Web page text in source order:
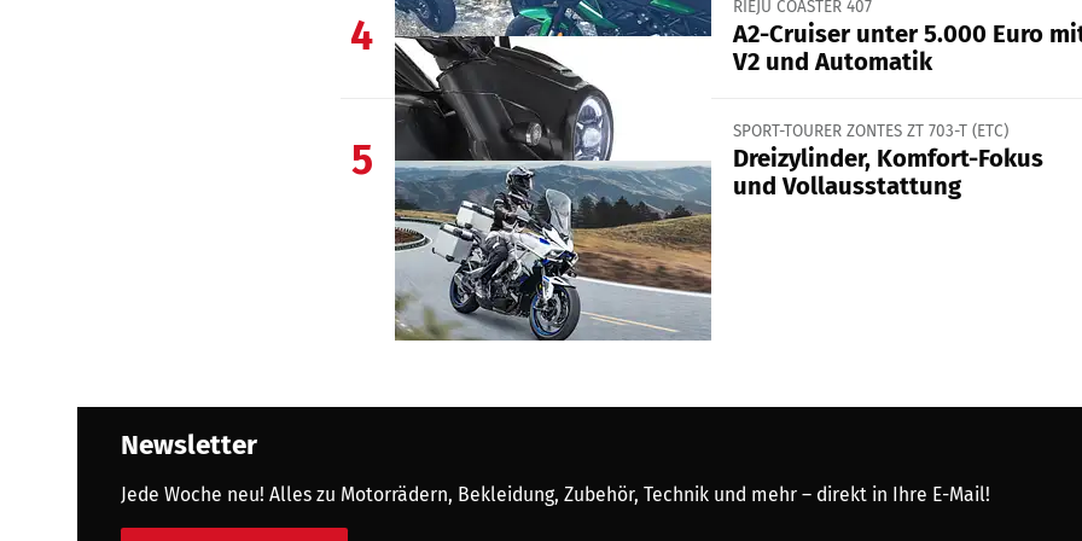
4
RIEJU COASTER 407
A2-Cruiser unter 5.000 Euro
V2 und Automatik
5
SPORT-TOURER ZONTES ZT 703-T (ETC)
Dreizylinder, Komfort-Fokus
und Vollausstattung
Newsletter
Jede Woche neu! Alles zu Motorrädern, Bekleidung, Zubehör, Technik und mehr – direkt in Ihre E-Mail!